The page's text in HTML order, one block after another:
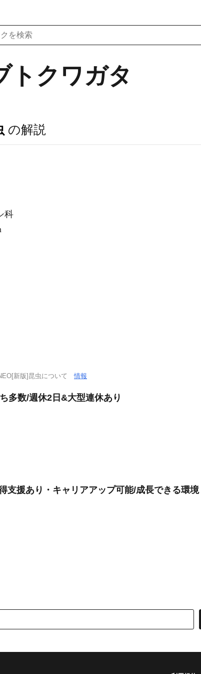
トクワガタ
の解説
科
新版]昆虫について情報
多数/週休2日&大型連休あり
支援あり・キャリアアップ可能/成長できる環境